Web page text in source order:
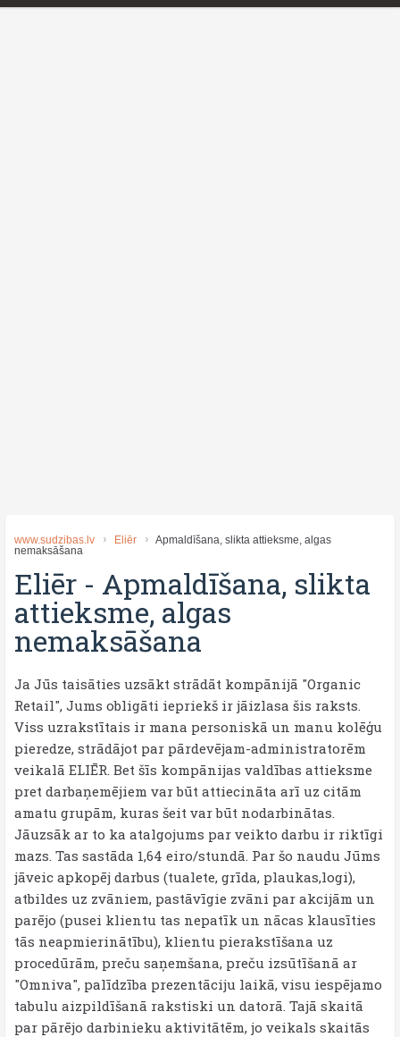
www.sudzibas.lv Eliēr
Apmaldīšana, slikta attieksme, algas
nemaksāšana
Eliēr - Apmaldīšana, slikta
attieksme, algas
nemaksāšana
Ja Jūs taisāties uzsākt strādāt kompānijā "Organic
Retail", Jums obligāti iepriekš ir jāizlasa šis raksts.
Viss uzrakstītais ir mana personiskā un manu kolēģu
pieredze, strādājot par pārdevējam-administratorēm
veikalā ELIĒR. Bet šīs kompānijas valdības attieksme
pret darbaņemējiem var būt attiecināta arī uz citām
amatu grupām, kuras šeit var būt nodarbinātas.
Jāuzsāk ar to ka atalgojums par veikto darbu ir riktīgi
mazs. Tas sastāda 1,64 eiro/stundā. Par šo naudu Jūms
jāveic apkopēj darbus (tualete, grīda, plaukas,logi),
atbildes uz zvāniem, pastāvīgie zvāni par akcijām un
parējo (pusei klientu tas nepatīk un nācas klausīties
tās neapmierinātību), klientu pierakstīšana uz
procedūrām, preču saņemšana, preču izsūtīšanā ar
"Omniva", palīdzība prezentāciju laikā, visu iespējamo
tabulu aizpildīšanā rakstiski un datorā. Tajā skaitā
par pārējo darbinieku aktivitātēm, jo veikals skaitās